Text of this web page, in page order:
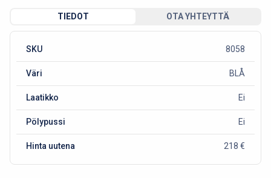
TIEDOT OTA YHTEYTTÄ
SKU 8058
Väri BLÅ
Laatikko Ei
Pölypussi Ei
Hinta uutena 218 €